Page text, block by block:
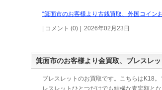
“箕面市のお客様より古銭買取、外国コイン
| コメント (0) | 2026年02月23日
箕面市のお客様より金買取、ブレスレッ
ブレスレットのお買取です。こちらはK18。
レスレットひとつだけでも結構な査定額とな